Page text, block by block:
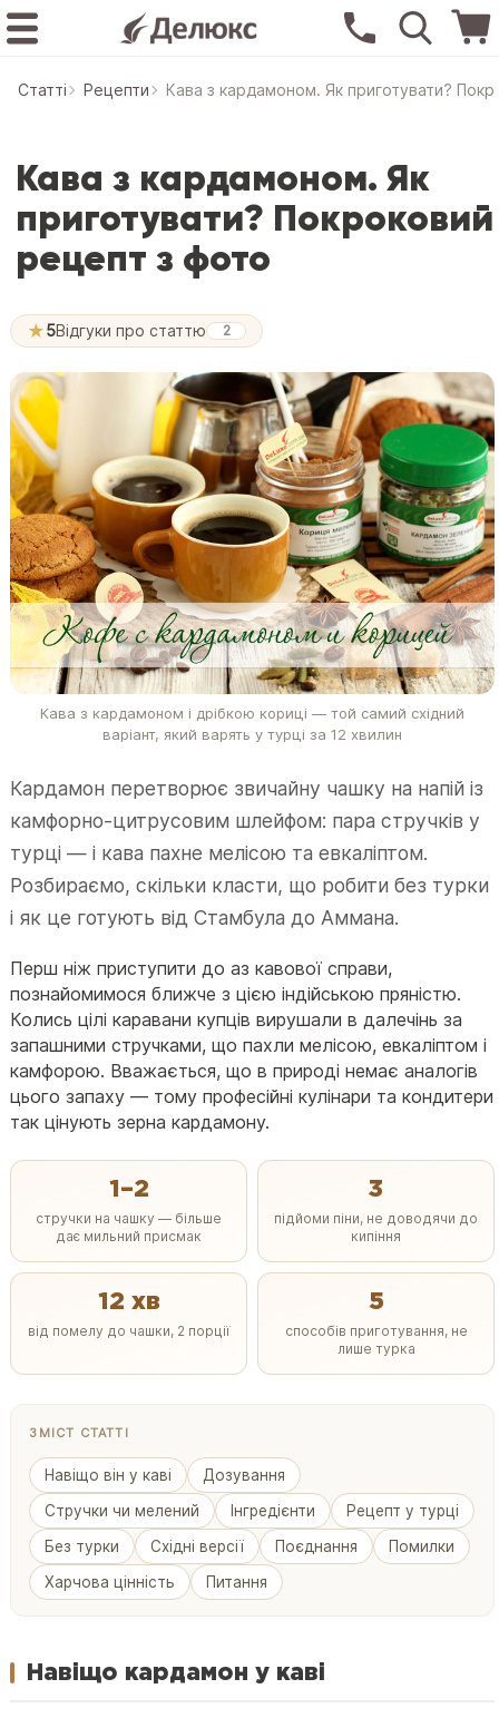
Статтi Рецепти Кава з кардамоном. Як приготувати?
Кава з кардамоном. Як
приготувати? Покроковий
рецепт з фото
★5Відгуки про статтю 2
Кава з кардамоном і дрібкою кориці — той самий східний
варіант, який варять у турці за 12 хвилин
Кардамон перетворює звичайну чашку на напій із
камфорно-цитрусовим шлейфом: пара стручків у
турці — і кава пахне мелісою та евкаліптом.
Розбираємо, скільки класти, що робити без турки
і як це готують від Стамбула до Аммана.
Перш ніж приступити до аз кавової справи,
познайомимося ближче з цією індійською пряністю.
Колись цілі каравани купців вирушали в далечінь за
запашними стручками, що пахли мелісою, евкаліптом і
камфорою. Вважається, що в природі немає аналогів
цього запаху — тому професійні кулінари та кондитери
так цінують зерна кардамону.
1–2
стручки на чашку — більше
дає мильний присмак
3
підйоми піни, не доводячи до
кипіння
12 хв
від помелу до чашки, 2 порції
5
способів приготування, не
лише турка
ЗМІСТ СТАТТІ
Навіщо він у каві
Дозування
Стручки чи мелений
Інгредієнти
Рецепт у турці
Без турки
Східні версії Поєднання
Помилки
Харчова цінність
Питання
Навіщо кардамон у каві